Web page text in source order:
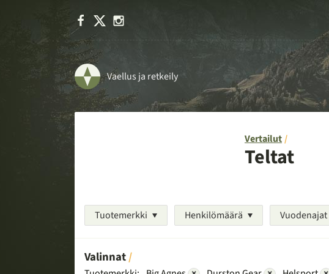
Facebook
Vaellus ja retkeily
Vertailut
Teltat
Tuotemerkki Henkilömäärä Vuodenajat
Valinnat